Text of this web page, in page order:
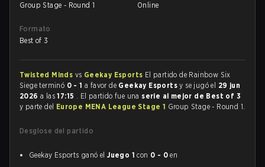
Group Stage - Round 1
Online
Formato
Best of 3
Twisted Minds vs Geekay Esports El partido de Rainbow Six
Siege terminó 0 - 1 a favor de Geekay Esportsy se jugó el 29 jun
2026 a las17:15 . El partido fue una serie al mejor de Best of 3
y parte del Europe MENA League Stage 1 Group Stage - Round 1.
Desglose del partido
Geekay Esports ganó elJuego 1 con 0 - 0 en